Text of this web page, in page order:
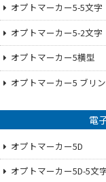
オプトマーカー5-5文字
オプトマーカー5-2文字
オプトマーカー5横型
オプトマーカー5 ブリ
電
オプトマーカー5D
オプトマーカー5D-5文